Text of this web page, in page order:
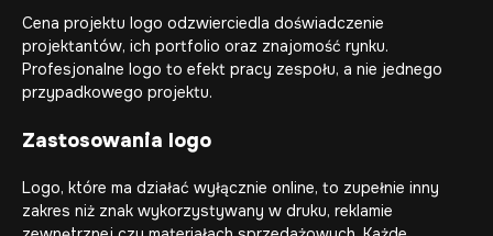
Cena projektu logo odzwierciedla doświadczenie
projektantów, ich portfolio oraz znajomość rynku.
Profesjonalne logo to efekt pracy zespołu, a nie jednego
przypadkowego projektu.
Zastosowania logo
Logo, które ma działać wyłącznie online, to zupełnie inny
zakres niż znak wykorzystywany w druku, reklamie